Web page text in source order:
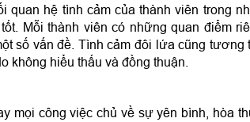
quan hệ tình cảm của thành viên trong
Mỗi thành viên có những quan điểm
số vấn đề. Tình cảm đôi lứa cũng
không hiểu thấu và đồng thuận.
mọi công việc chủ về sự yên bình, hòa